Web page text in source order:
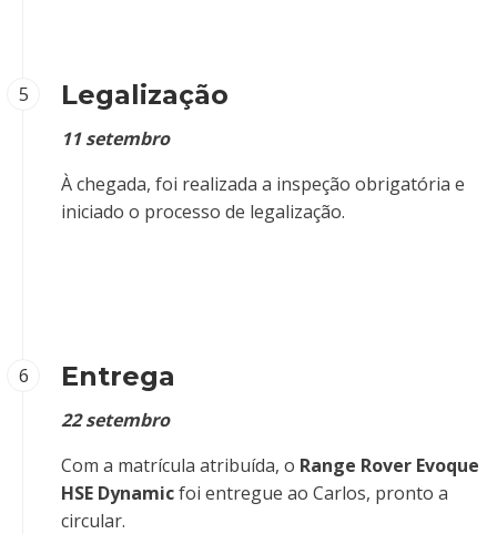
5 Legalização
11 setembro
À chegada, foi realizada a inspeção obrigatória e
iniciado o processo de legalização.
6 Entrega
22 setembro
Com a matrícula atribuída, o Range Rover Evoque
HSE Dynamicfoi entregue ao Carlos, pronto a
circular.